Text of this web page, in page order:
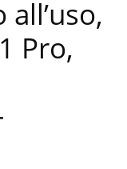
Pro,